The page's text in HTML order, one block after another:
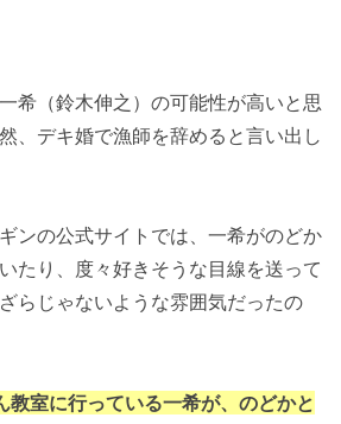
希（鈴木伸之）の可能性が高いと思
、デキ婚で漁師を辞めると言い出し
ンの公式サイトでは、一希がのどか
たり、度々好きそうな目線を送って
らじゃないような雰囲気だったの
教室に行っている一希が、のどかと